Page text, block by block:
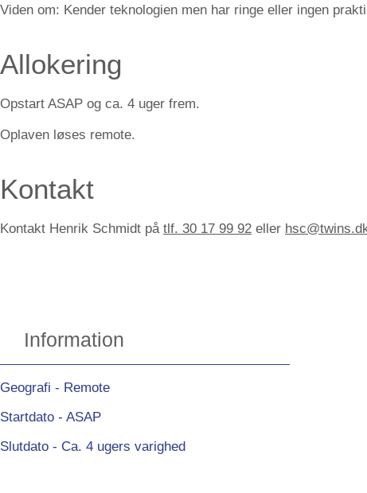
Viden om: Kender teknologien men har ringe eller ingen
Allokering
Opstart ASAP og ca. 4 uger frem.
Oplaven løses remote.
Kontakt
Kontakt Henrik Schmidt på tlf. 30 17 99 92 eller
Information
Geografi - Remote
Startdato - ASAP
Slutdato - Ca. 4 ugers varighed